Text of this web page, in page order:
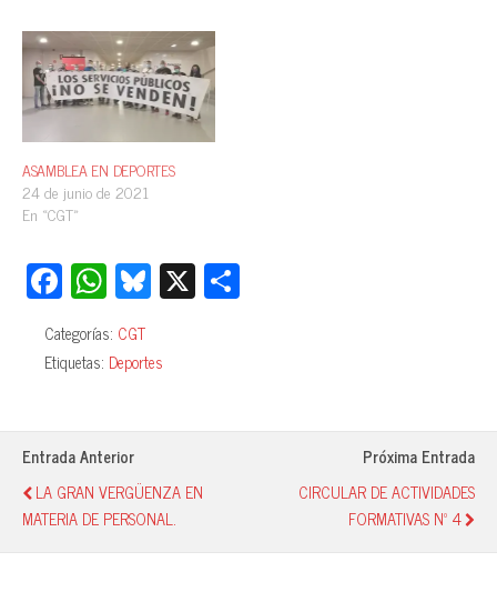
ASAMBLEA EN DEPORTES
24 de junio de 2021
En «CGT»
Fa
ce
bo
ok
W
ha
ts
A
pp
Bl
ue
sk
y
X
rti
Categorías: CGT
Etiquetas: Deportes
Entrada Anterior
LA GRAN VERGÜENZA EN
MATERIA DE PERSONAL.
Próxima Entrada
CIRCULAR DE ACTIVIDADES
FORMATIVAS Nº 4